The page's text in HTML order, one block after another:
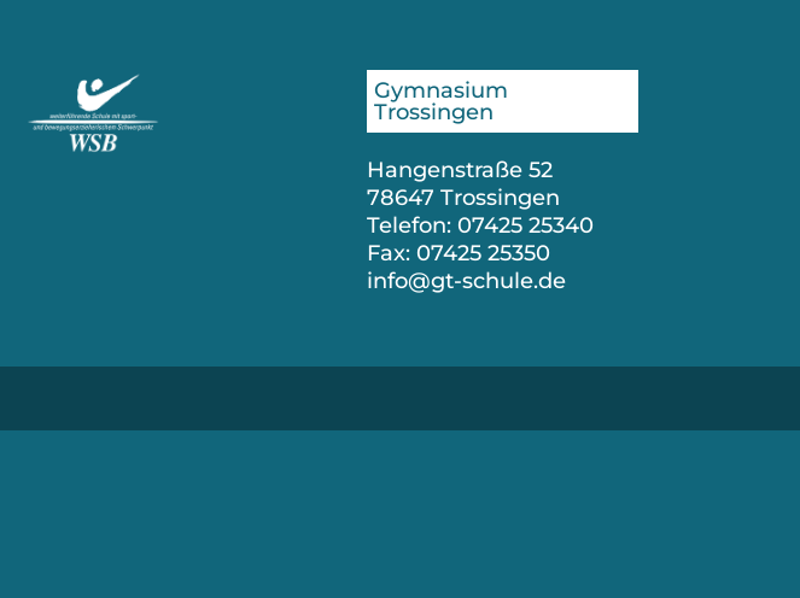
Gymnasium
Trossingen
Hangenstraße 52
78647 Trossingen
Telefon: 07425 25340
Fax: 07425 25350
info@gt-schule.de